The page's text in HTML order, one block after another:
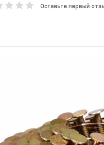
Оставьте первый